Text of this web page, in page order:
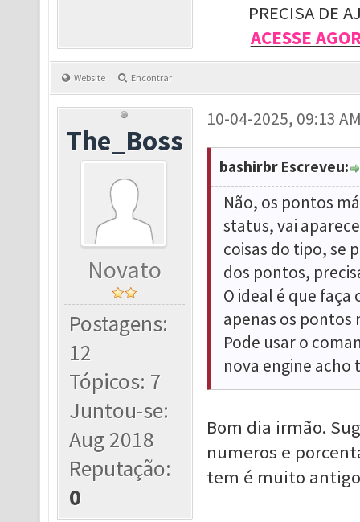
PRECISA DE
ACESSE
Website Encontrar
The_Boss
Novato
Postagens:
12
Tópicos: 7
Juntou-se:
Aug 2018
Reputação:
0
10-04-2025, 09:13
bashirbr Escreveu:
Não, os pontos
status, vai
coisas do tipo, se
dos pontos,
O ideal é que
apenas os pontos
Pode usar o
nova engine acho
Bom dia irmão.
numeros e
tem é muito